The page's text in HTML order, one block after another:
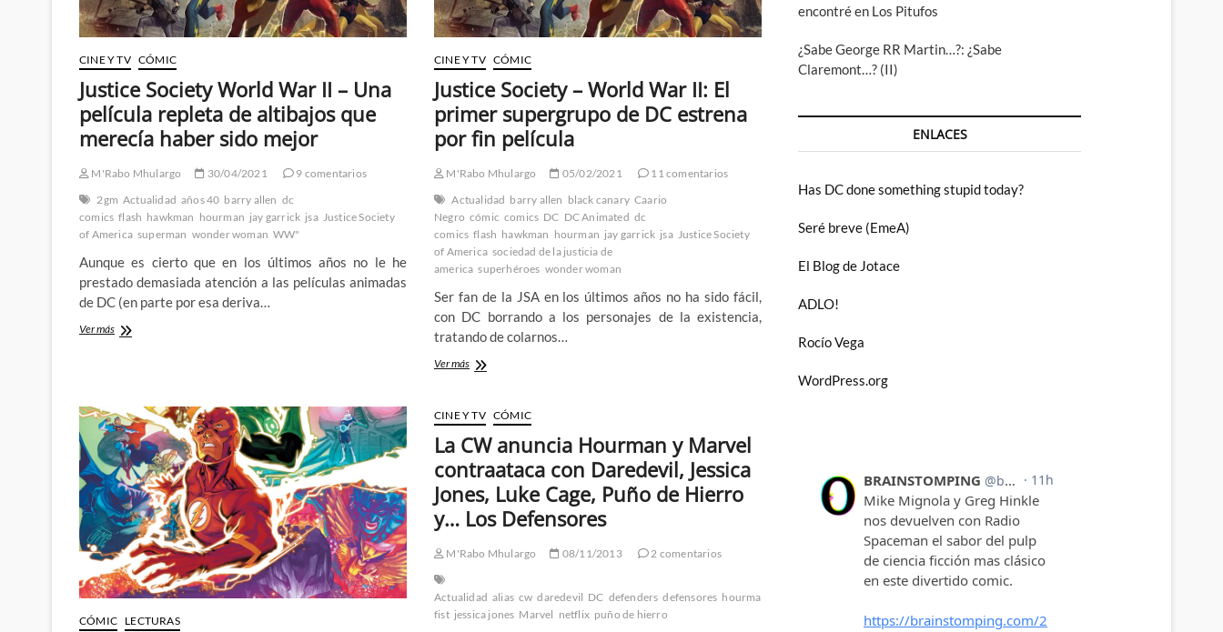
CINE Y TV CÓMIC
Justice Society World War II – Una
película repleta de altibajos que
merecía haber sido mejor
M'Rabo Mhulargo 30/04/2021
9 comentarios
2gm Actualidad años 40 barry allen dc
comics flash hawkman hourman jay garrick jsa Justice Society
of America superman wonder woman WW"
Aunque es cierto que en los últimos años no le he
prestado demasiada atención a las películas animadas
de DC (en parte por esa deriva…
Ver másJustice
Una
película
repleta
de
altibajos
que
merecía
haber
sido
mejor
CINE Y TV CÓMIC
Justice Society – World War II: El
primer supergrupo de DC estrena
por fin película
M'Rabo Mhulargo 05/02/2021
11 comentarios
Actualidad barry allen black canary Caario
Negro cómic comics DC DC Animated dc
comics flash hawkman hourman jay garrick jsa Justice Society
of America sociedad de la justicia de
america superhéroes wonder woman
Ser fan de la JSA en los últimos años no ha sido fácil,
con DC borrando a los personajes de la existencia,
tratando de colarnos…
Ver másJustice
World
War
II:
El
primer
supergrupo
de
DC
por
película
CÓMIC LECTURAS
CINE Y TV CÓMIC
La CW anuncia Hourman y Marvel
contraataca con Daredevil, Jessica
Jones, Luke Cage, Puño de Hierro
y… Los Defensores
M'Rabo Mhulargo 08/11/2013 2 comentarios
Actualidad alias cw daredevil DC defenders defensores hourman
fist jessica jones Marvel netflix puño de hierro
encontré en Los Pitufos
¿Sabe George RR Martin…?: ¿Sabe
Claremont…? (II)
ENLACES
Has DC done something stupid today?
Seré breve (EmeA)
El Blog de Jotace
ADLO!
Rocío Vega
WordPress.org